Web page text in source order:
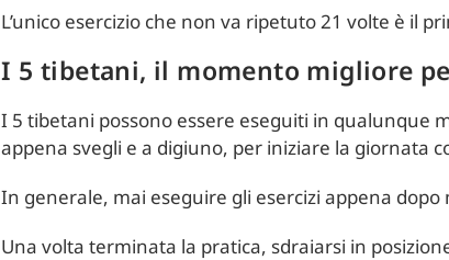
L’unico esercizio che non va ripetuto 21 volte è il
I 5 tibetani, il momento migliore
I 5 tibetani possono essere eseguiti in qualunque
appena svegli e a digiuno, per iniziare la giornata
In generale, mai eseguire gli esercizi appena
Una volta terminata la pratica, sdraiarsi in